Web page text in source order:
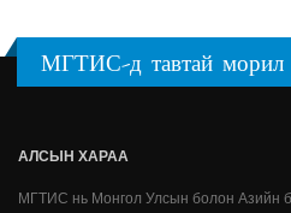
МГТИС-д тавтай морил
АЛСЫН ХАРАА
МГТИС нь Монгол Улсын болон Азийн